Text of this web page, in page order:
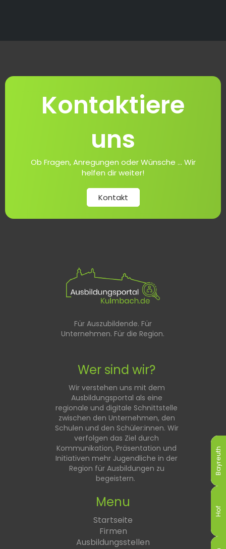
Bayreuth
Hof
Bayreuth
Hof
Bayreuth
Hof
Bayreuth
Hof
Bayreuth
Hof
Bayreuth
Hof
Kontaktiere
uns
Ob Fragen, Anregungen oder Wünsche ... Wir
helfen dir weiter!
Kontakt
Für Auszubildende. Für
Unternehmen. Für die Region.
Wer sind wir?
Wir verstehen uns mit dem
Ausbildungsportal als eine
regionale und digitale Schnittstelle
zwischen den Unternehmen, den
Schulen und den Schüler:innen. Wir
verfolgen das Ziel durch
Kommunikation, Präsentation und
Initiativen mehr Jugendliche in der
Region für Ausbildungen zu
begeistern.
Menu
Startseite
Firmen
Ausbildungsstellen